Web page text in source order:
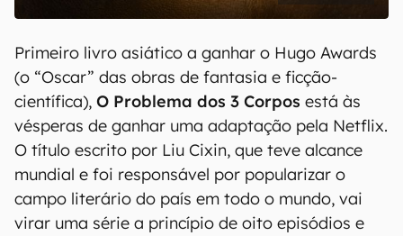
Primeiro livro asiático a ganhar o Hugo Awards
(o “Oscar” das obras de fantasia e ficção-
científica), O Problema dos 3 Corpos está às
vésperas de ganhar uma adaptação pela Netflix.
O título escrito por Liu Cixin, que teve alcance
mundial e foi responsável por popularizar o
campo literário do país em todo o mundo, vai
virar uma série a princípio de oito episódios e